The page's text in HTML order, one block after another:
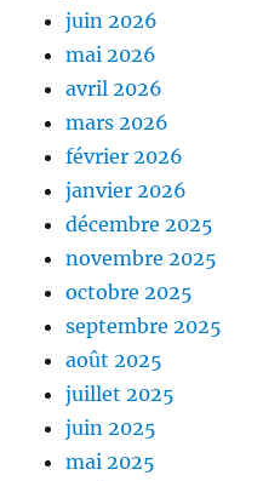
juin 2026
mai 2026
avril 2026
mars 2026
février 2026
janvier 2026
décembre 2025
novembre 2025
octobre 2025
septembre 2025
août 2025
juillet 2025
juin 2025
mai 2025